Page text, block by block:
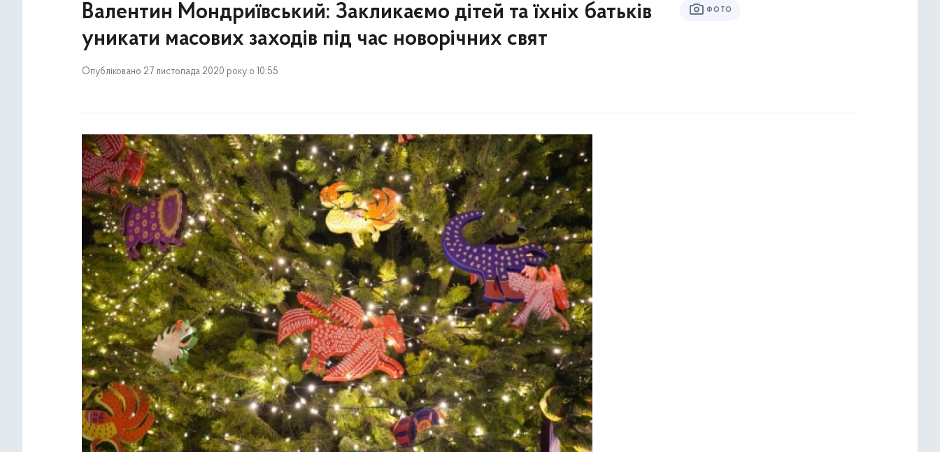
Валентин Мондриївський: Закликаємо дітей та їхніх батьків
уникати масових заходів під час новорічних свят
Опубліковано 27 листопада 2020 року о 10:55
ФОТО